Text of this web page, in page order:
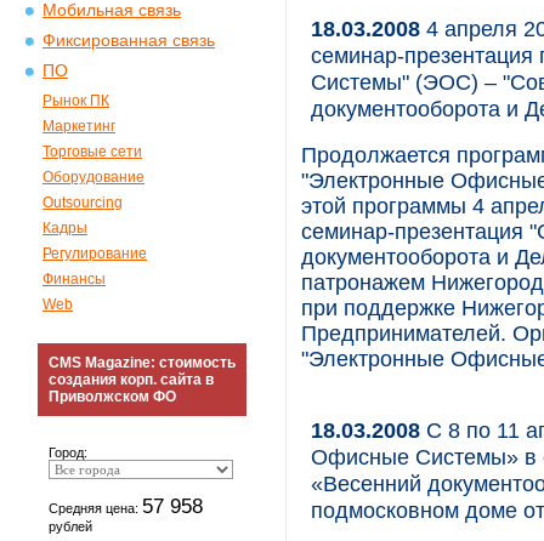
Мобильная связь
Фиксированная связь
ПО
Рынок ПК
Маркетинг
Торговые сети
Оборудование
Outsourcing
Кадры
Регулирование
Финансы
Web
CMS Magazine: стоимость
создания корп. сайта в
Приволжском ФО
Город:
Средняя цена: 57 958
рублей
18.03.2008 4 апреля
семинар-
Системы" (ЭОС) –
документооборота и
Продолжается
"Электронные
этой программы 4
семинар-презентация
документооборота и
патронажем
при поддержке
Предпринимателей.
"Электронные
18.03.2008 С 8 по 11
Офисные Системы» в
«Весенний
подмосковном доме